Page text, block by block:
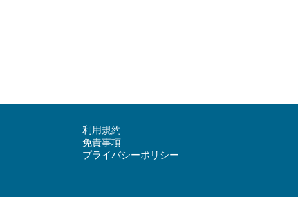
利用規約
免責事項
プライバシーポリシー